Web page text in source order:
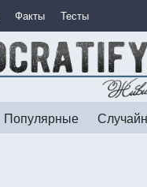
Факты Тесты
Популярные